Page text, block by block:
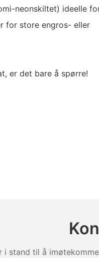
neonskiltet) ideelle
for store engros- eller
er det bare å spørre!
stand til å